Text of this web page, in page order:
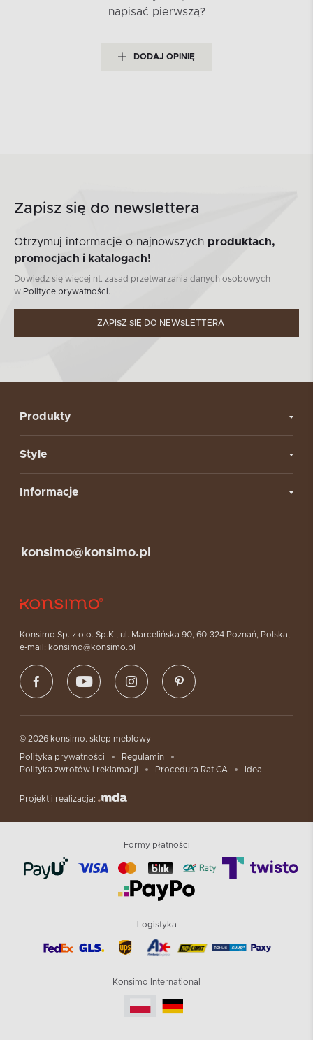
napisać pierwszą?
DODAJ OPINIĘ
Zapisz się do newslettera
Otrzymuj informacje o najnowszych produktach,
promocjach i katalogach!
Dowiedz się więcej nt. zasad przetwarzania danych osobowych
w Polityce prywatności.
ZAPISZ SIĘ DO NEWSLETTERA
Produkty
Style
Informacje
Konsimo Sp. z o.o. Sp.K., ul. Marcelińska 90, 60-324 Poznań, Polska,
e-mail: konsimo@konsimo.pl
konsimo@konsimo.pl
© 2026 konsimo. sklep meblowy
Polityka prywatności
Regulamin
Polityka zwrotów i reklamacji
Procedura Rat CA Idea
Projekt i realizacja:
Formy płatności
Logistyka
Konsimo International